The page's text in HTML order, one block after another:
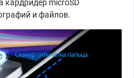
кардридер microSD
и файлов.